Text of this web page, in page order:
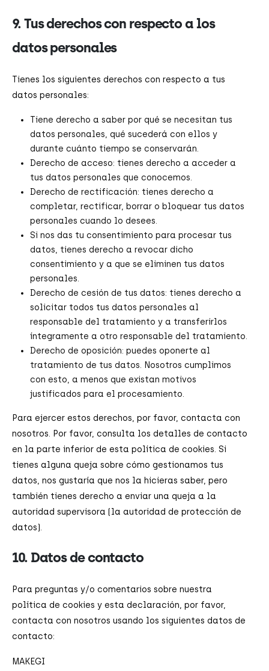
9. Tus derechos con respecto a los
datos personales
Tienes los siguientes derechos con respecto a tus
datos personales:
Tiene derecho a saber por qué se necesitan tus
datos personales, qué sucederá con ellos y
durante cuánto tiempo se conservarán.
Derecho de acceso: tienes derecho a acceder a
tus datos personales que conocemos.
Derecho de rectificación: tienes derecho a
completar, rectificar, borrar o bloquear tus datos
personales cuando lo desees.
Si nos das tu consentimiento para procesar tus
datos, tienes derecho a revocar dicho
consentimiento y a que se eliminen tus datos
personales.
Derecho de cesión de tus datos: tienes derecho a
solicitar todos tus datos personales al
responsable del tratamiento y a transferirlos
íntegramente a otro responsable del tratamiento.
Derecho de oposición: puedes oponerte al
tratamiento de tus datos. Nosotros cumplimos
con esto, a menos que existan motivos
justificados para el procesamiento.
Para ejercer estos derechos, por favor, contacta con
nosotros. Por favor, consulta los detalles de contacto
en la parte inferior de esta política de cookies. Si
tienes alguna queja sobre cómo gestionamos tus
datos, nos gustaría que nos la hicieras saber, pero
también tienes derecho a enviar una queja a la
autoridad supervisora (la autoridad de protección de
datos).
10. Datos de contacto
Para preguntas y/o comentarios sobre nuestra
política de cookies y esta declaración, por favor,
contacta con nosotros usando los siguientes datos de
contacto:
MAKEGI